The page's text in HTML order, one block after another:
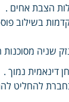
הצבת אחים .
שניה
דינאמית נמוך .
בחברת